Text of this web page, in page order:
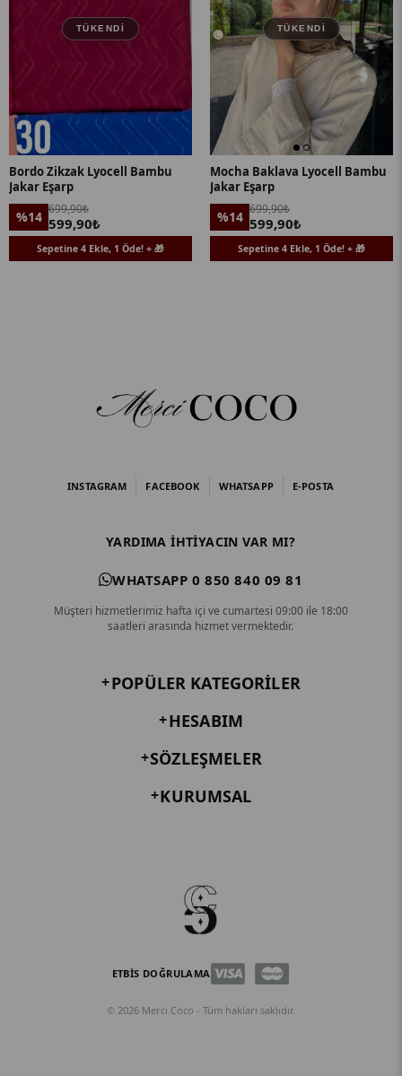
TÜKENDI
Bordo Zikzak Lyocell Bambu
Jakar Eşarp
%14 699,90₺
599,90₺
Sepetine 4 Ekle, 1 Öde! + 🎁
TÜKENDI
Mocha Baklava Lyocell Bambu
Jakar Eşarp
%14 699,90₺
599,90₺
Sepetine 4 Ekle, 1 Öde! + 🎁
INSTAGRAM FACEBOOK WHATSAPP E-POSTA
YARDIMA IHTIYACIN VAR MI?
WHATSAPP 0 850 840 09 81
Müşteri hizmetlerimiz hafta içi ve cumartesi 09:00 ile 18:00
saatleri arasında hizmet vermektedir.
POPÜLER KATEGORILER
HESABIM
SÖZLEŞMELER
KURUMSAL
ETBİS DOĞRULAMA
© 2026 Merci Coco - Tüm hakları saklıdır.